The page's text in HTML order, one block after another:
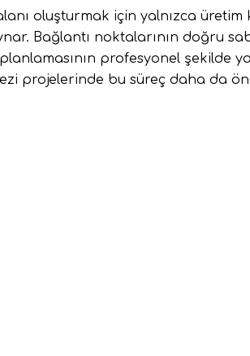
oluşturmak için yalnızca
Bağlantı noktalarının doğru
profesyonel şekilde
projelerinde bu süreç daha da